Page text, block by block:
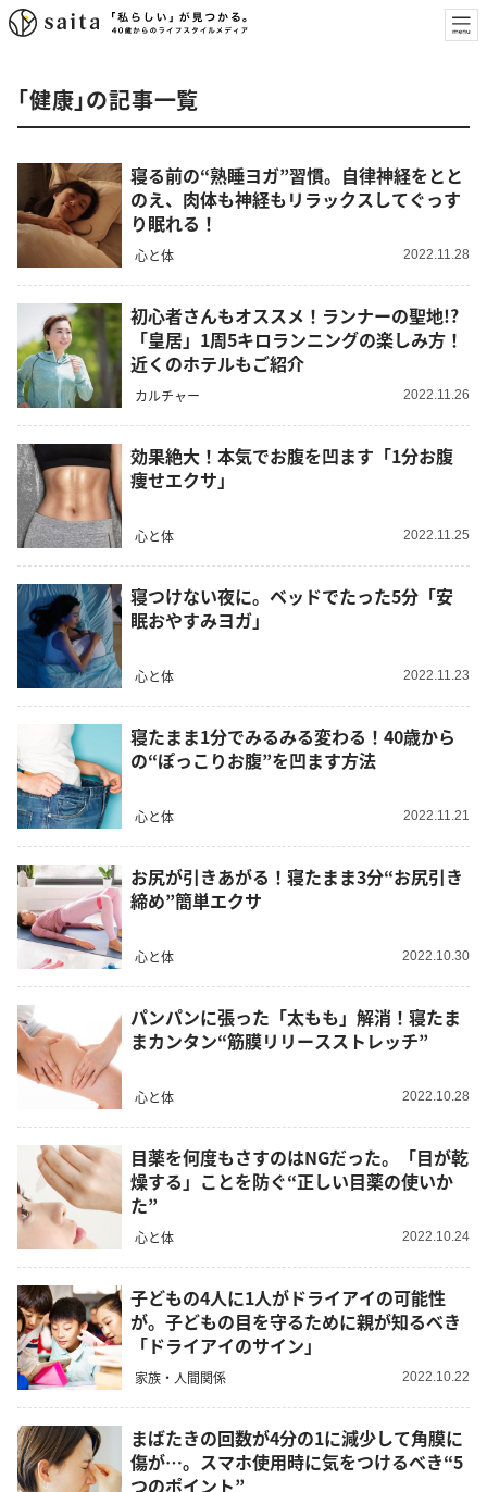
「健康」の記事一覧
寝る前の“熟睡ヨガ”習慣。自律神経をとと
のえ、肉体も神経もリラックスしてぐっす
り眠れる！
心と体 2022.11.28
初心者さんもオススメ！ランナーの聖地!?
「皇居」1周5キロランニングの楽しみ方！
近くのホテルもご紹介
カルチャー 2022.11.26
効果絶大！本気でお腹を凹ます「1分お腹
痩せエクサ」
心と体 2022.11.25
寝つけない夜に。ベッドでたった5分「安
眠おやすみヨガ」
心と体 2022.11.23
寝たまま1分でみるみる変わる！40歳から
の“ぽっこりお腹”を凹ます方法
心と体 2022.11.21
お尻が引きあがる！寝たまま3分“お尻引き
締め”簡単エクサ
心と体 2022.10.30
パンパンに張った「太もも」解消！寝たま
まカンタン“筋膜リリースストレッチ”
心と体 2022.10.28
目薬を何度もさすのはNGだった。「目が乾
燥する」ことを防ぐ“正しい目薬の使いか
た”
心と体 2022.10.24
子どもの4人に1人がドライアイの可能性
が。子どもの目を守るために親が知るべき
「ドライアイのサイン」
家族・人間関係 2022.10.22
まばたきの回数が4分の1に減少して角膜に
傷が…。スマホ使用時に気をつけるべき“5
つのポイント”